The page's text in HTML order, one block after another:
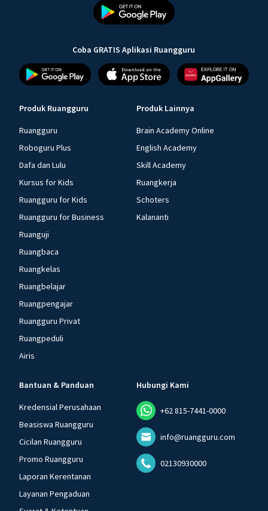
Coba GRATIS Aplikasi Ruangguru
Produk Ruangguru
Ruangguru
Roboguru Plus
Dafa dan Lulu
Kursus for Kids
Ruangguru for Kids
Ruangguru for Business
Ruanguji
Ruangbaca
Ruangkelas
Ruangbelajar
Ruangpengajar
Ruangguru Privat
Ruangpeduli
Airis
Produk Lainnya
Brain Academy Online
English Academy
Skill Academy
Ruangkerja
Schoters
Kalananti
Bantuan & Panduan
Kredensial Perusahaan
Beasiswa Ruangguru
Cicilan Ruangguru
Promo Ruangguru
Laporan Kerentanan
Layanan Pengaduan
Hubungi Kami
+62 815-7441-0000
info@ruangguru.com
02130930000